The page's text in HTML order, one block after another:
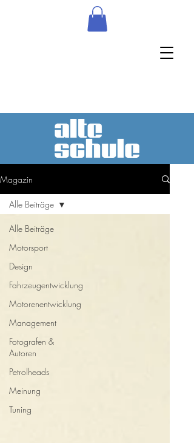
Magazin
Alle Beiträge
Motorsport
Design
Fahrzeugentwicklung
Motorenentwicklung
Management
Fotografen &
Autoren
Petrolheads
Meinung
Tuning
Alle Beiträge